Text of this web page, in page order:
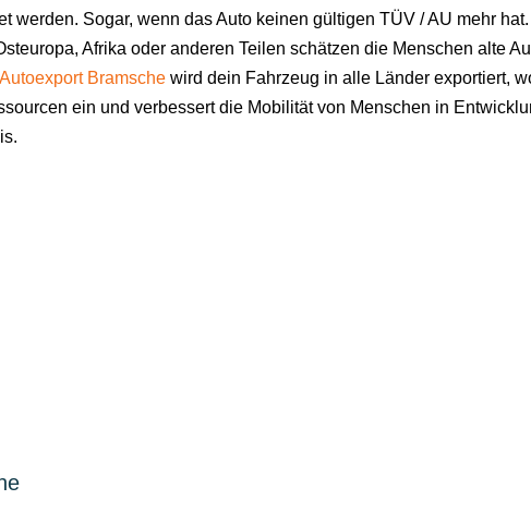
werden. Sogar, wenn das Auto keinen gültigen TÜV / AU mehr
Afrika oder anderen Teilen schätzen die Menschen alte
Autoexport Bramsche wird dein Fahrzeug in alle Länder exportiert,
ein und verbessert die Mobilität von Menschen in